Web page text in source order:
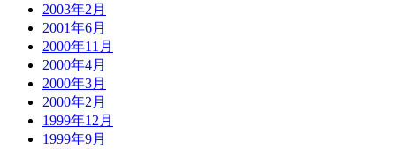
2003年2月
2001年6月
2000年11月
2000年4月
2000年3月
2000年2月
1999年12月
1999年9月